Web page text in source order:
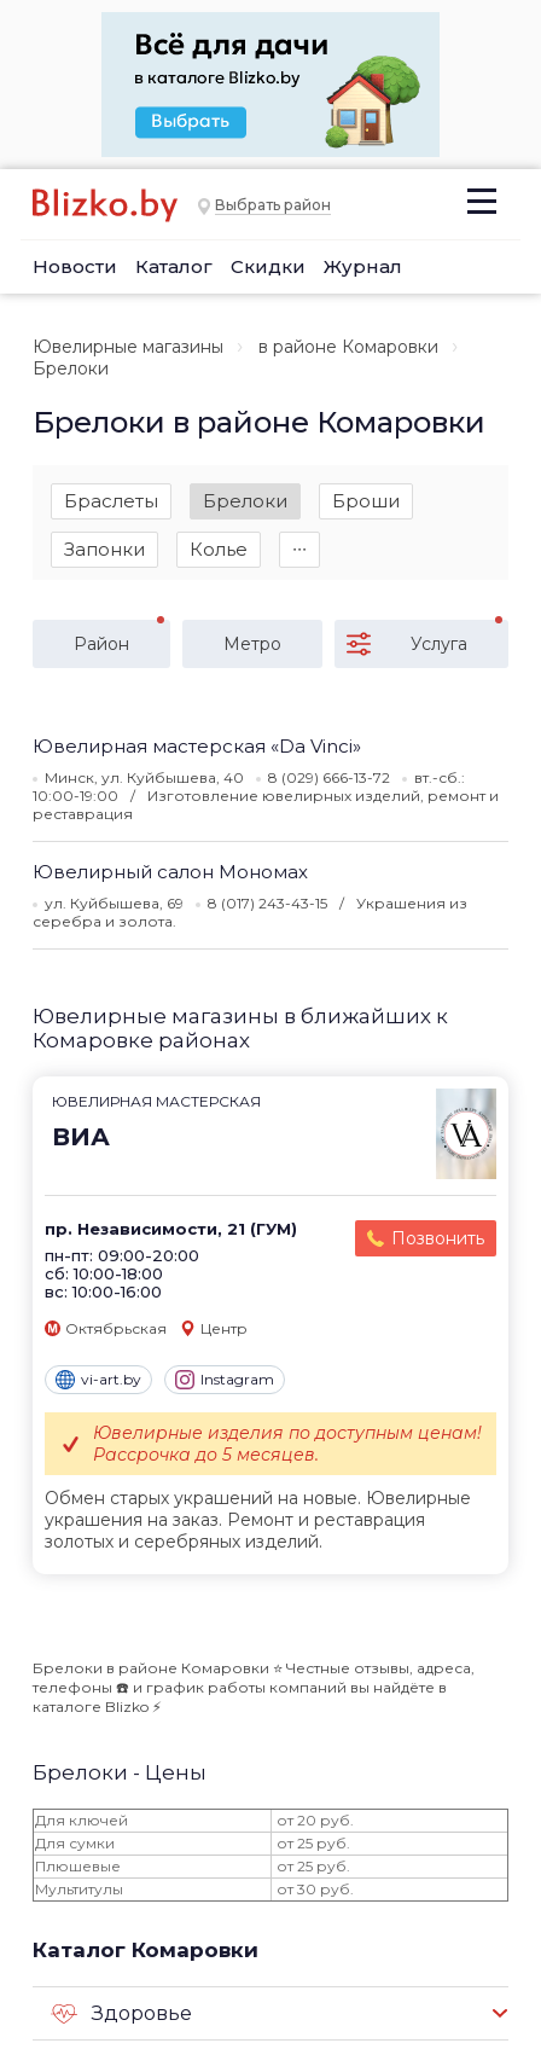
Выбрать район
Новости Каталог Скидки Журнал
Ювелирные магазины
в районе Комаровки
Брелоки
Брелоки в районе Комаровки
Браслеты Брелоки Броши
Запонки Колье ∙∙∙
Район Метро Услуга
Ювелирная мастерская «Da Vinci»
Минск, ул. Куйбышева, 40 8 (029) 666-13-72
вт.-сб.:
10:00-19:00
Изготовление ювелирных изделий, ремонт и
реставрация
Ювелирный салон Мономах
ул. Куйбышева, 69 8 (017) 243-43-15
Украшения из
серебра и золота.
Ювелирные магазины в ближайших к
Комаровке районах
ЮВЕЛИРНАЯ МАСТЕРСКАЯ
ВИА
пр. Независимости, 21 (ГУМ)
пн-пт: 09:00-20:00
сб: 10:00-18:00
вс: 10:00-16:00
Позвонить
Октябрьская Центр
vi-art.by Instagram
Обмен старых украшений на новые. Ювелирные
украшения на заказ. Ремонт и реставрация
золотых и серебряных изделий.
Ювелирные изделия по доступным ценам!
Рассрочка до 5 месяцев.
Брелоки в районе Комаровки ⭐️ Честные отзывы, адреса,
телефоны ☎️ и график работы компаний вы найдёте в
каталоге Blizko ⚡️
Брелоки - Цены
Для ключей
от 20 руб.
Для сумки
от 25 руб.
Плюшевые
от 25 руб.
Мультитулы
от 30 руб.
Каталог Комаровки
Здоровье